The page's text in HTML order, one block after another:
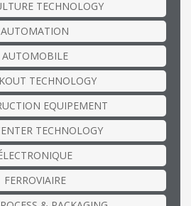
TECHNOLOGY
AUTOMATION
AUTOMOBILE
TECHNOLOGY
EQUIPEMENT
TECHNOLOGY
FERROVIAIRE